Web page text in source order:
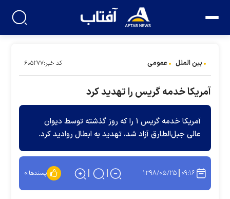
بین الملل عمومی کد خبر:۶۰۵۲۷۷
آمریکا خدمه گریس را تهدید کرد
آمریکا خدمه گریس ۱ را که روز گذشته توسط دیوان
عالی جبل‌الطارق آزاد شد، تهدید به ابطال روادید کرد.
۰۹:۱۶ ۱۳۹۸/۰۵/۲۵ پسندها:۰